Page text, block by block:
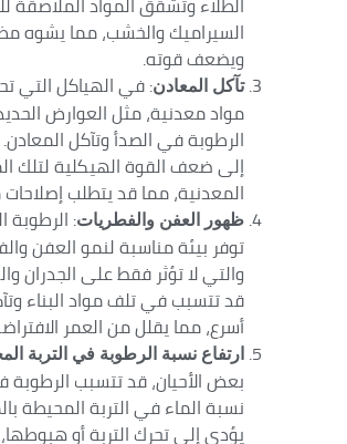
السيراميك والخشب، مما يشوه
ويضعف قوته.
تآكل المعادن: في الهياكل التي
مواد معدنية، مثل العوارض
الرطوبة في الصدأ وتآكل
إلى ضعف القوة الهيكلية لتلك
المعدنية، مما قد يتطلب
ظهور العفن والفطريات: الرطوبة
توفر بيئة مناسبة لنمو العفن
والتي لا تؤثر فقط على الجدران
قد تتسبب في تلف مواد البناء
أسرع، مما يقلل من العمر
ارتفاع نسبة الرطوبة في التربة
بعض الأحيان، قد تتسبب الرطوبة
نسبة الماء في التربة المحيطة
يؤدي إلى تحرك التربة أو